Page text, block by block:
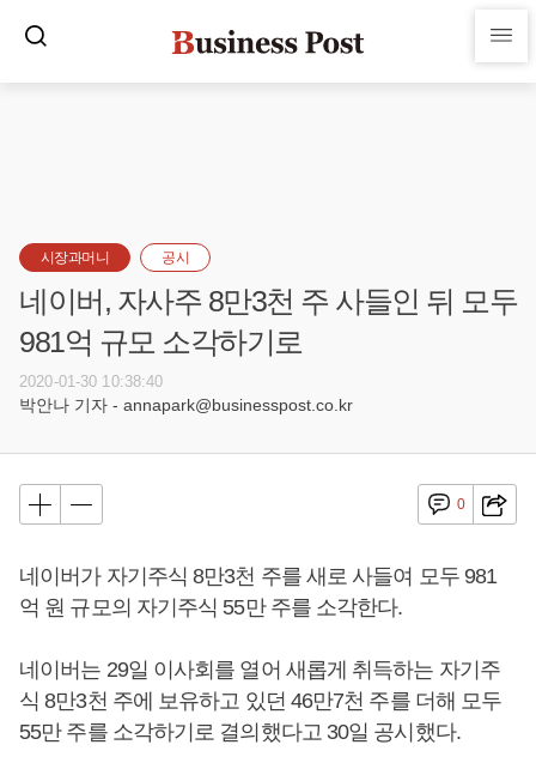
시장과머니 공시
네이버, 자사주 8만3천 주 사들인 뒤 모두
981억 규모 소각하기로
2020-01-30 10:38:40
박안나 기자 - annapark@businesspost.co.kr
0
네이버가 자기주식 8만3천 주를 새로 사들여 모두 981
억 원 규모의 자기주식 55만 주를 소각한다.
네이버는 29일 이사회를 열어 새롭게 취득하는 자기주
식 8만3천 주에 보유하고 있던 46만7천 주를 더해 모두
55만 주를 소각하기로 결의했다고 30일 공시했다.